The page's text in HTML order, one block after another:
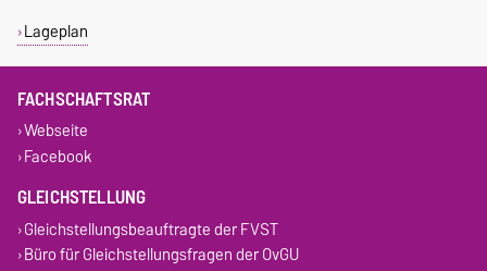
Lageplan
FACHSCHAFTSRAT
Webseite
Facebook
GLEICHSTELLUNG
Gleichstellungsbeauftragte der FVST
Büro für Gleichstellungsfragen der OvGU